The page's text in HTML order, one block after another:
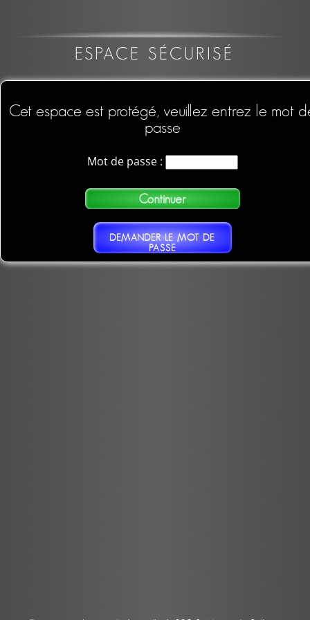
ESPACE SÉCURISÉ
Cet espace est protégé, veuillez entrez le mot
passe
Mot de passe :
DEMANDER LE MOT DE
PASSE